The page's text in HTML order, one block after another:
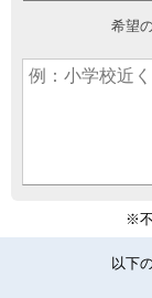
希望
※
以下